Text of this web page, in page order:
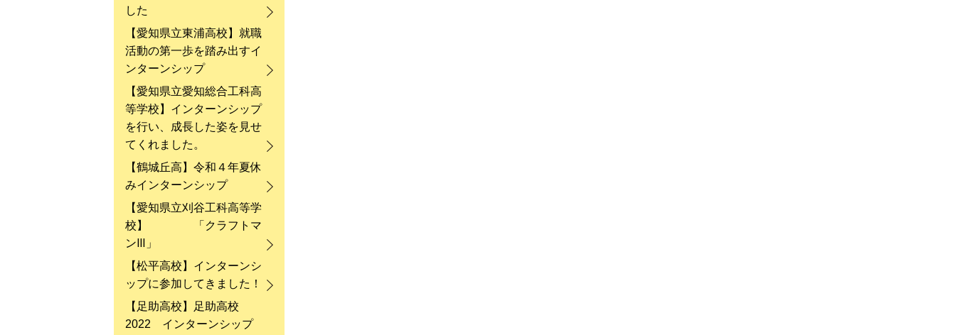
した
【愛知県立東浦高校】就職
活動の第一歩を踏み出すイ
ンターンシップ
【愛知県立愛知総合工科高
等学校】インターンシップ
を行い、成長した姿を見せ
てくれました。
【鶴城丘高】令和４年夏休
みインターンシップ
【愛知県立刈谷工科高等学
校】 「クラフトマ
ンⅢ」
【松平高校】インターンシ
ップに参加してきました！
【足助高校】足助高校
2022 インターンシップ